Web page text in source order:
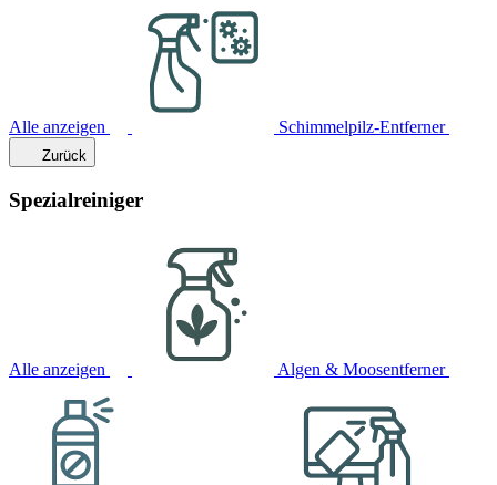
Alle anzeigen Schimmelpilz-Entferner
Zurück
Spezialreiniger
Alle anzeigen Algen & Moosentferner